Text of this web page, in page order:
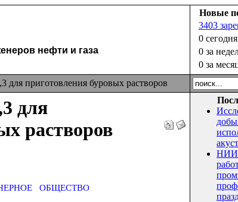
нефти и газа
Новые
3403
0 сегодня
0 за
0 за
приготовления буровых растворов
для
растворов
ОБЩЕСТВО
НИИ